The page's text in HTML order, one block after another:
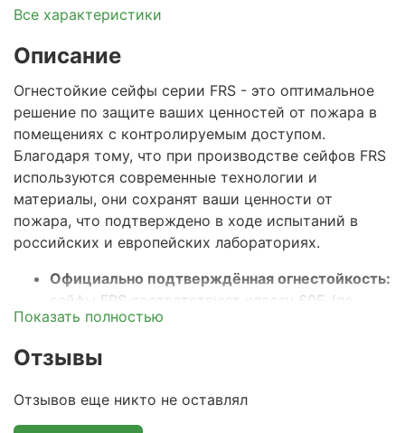
Все характеристики
Описание
Огнестойкие сейфы серии FRS - это оптимальное
решение по защите ваших ценностей от пожара в
помещениях с контролируемым доступом.
Благодаря тому, что при производстве сейфов FRS
используются современные технологии и
материалы, они сохранят ваши ценности от
пожара, что подтверждено в ходе испытаний в
российских и европейских лабораториях.
Официально подтверждённая огнестойкость:
сейфы FRS соответствуют классу 60Б (по
ГОСТ Р 57384-2017), что гарантирует
пожаре в течение 60 минут. Этого времени
тушения стандартного пожара.
Показать полностью
Отзывы
Отзывов еще никто не оставлял